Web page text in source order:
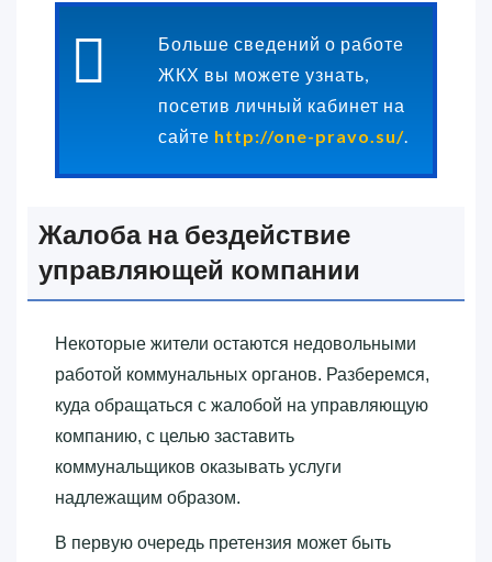
Больше сведений о работе
ЖКХ вы можете узнать,
посетив личный кабинет на
сайте http://one-pravo.su/
Жалоба на бездействие
управляющей компании
Некоторые жители остаются недовольными
работой коммунальных органов. Разберемся,
куда обращаться с жалобой на управляющую
компанию, с целью заставить
коммунальщиков оказывать услуги
надлежащим образом.
В первую очередь претензия может быть